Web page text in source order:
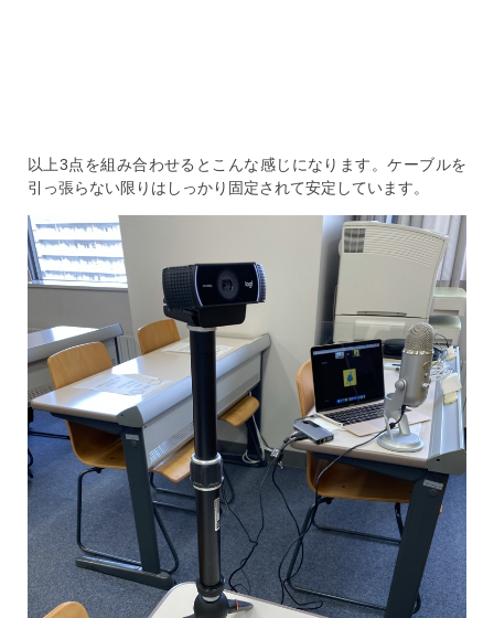
以上3点を組み合わせるとこんな感じになります。ケーブルを
引っ張らない限りはしっかり固定されて安定しています。